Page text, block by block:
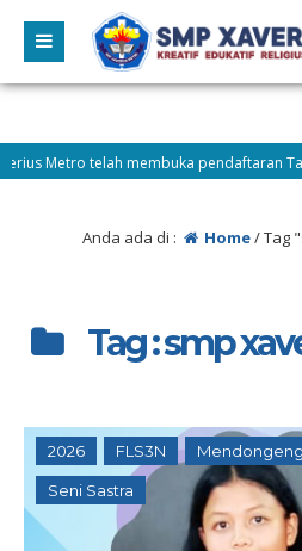
membuka pendaftaran Tahun
Anda ada di : Home/Tag
Tag : smp
2026 FLS3N Mendongeng
Seni Sastra